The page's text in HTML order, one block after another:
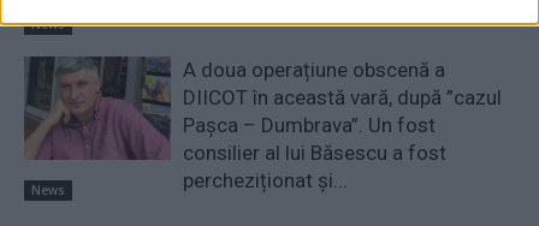
News
News
A doua operațiune obscenă a
DIICOT în această vară, după ”cazul
Pașca – Dumbrava”. Un fost
consilier al lui Băsescu a fost
percheziționat și...